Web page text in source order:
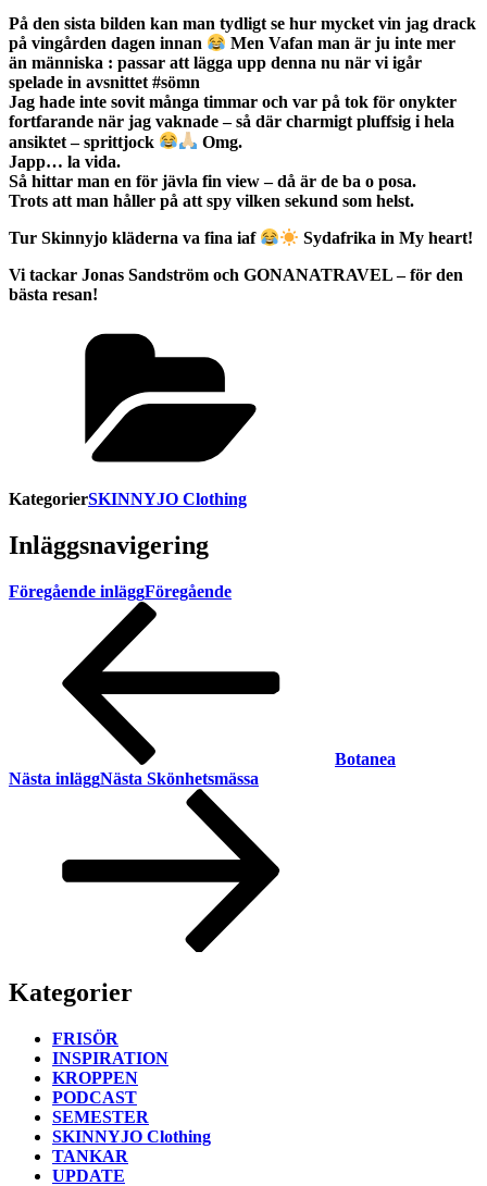
På den sista bilden kan man tydligt se hur mycket vin jag drack
på vingården dagen innan
Men Vafan man är ju inte mer
än människa : passar att lägga upp denna nu när vi igår
spelade in avsnittet #sömn
Jag hade inte sovit många timmar och var på tok för onykter
fortfarande när jag vaknade – så där charmigt pluffsig i hela
ansiktet – sprittjock
Omg.
Japp… la vida.
Så hittar man en för jävla fin view – då är de ba o posa.
Trots att man håller på att spy vilken sekund som helst.
Tur Skinnyjo kläderna va fina iaf
Sydafrika in My heart!
Vi tackar Jonas Sandström och GONANATRAVEL – för den
bästa resan!
KategorierSKINNYJO Clothing
Inläggsnavigering
Föregående inläggFöregående
Botanea
Nästa inläggNästa Skönhetsmässa
Kategorier
FRISÖR
INSPIRATION
KROPPEN
PODCAST
SEMESTER
SKINNYJO Clothing
TANKAR
UPDATE